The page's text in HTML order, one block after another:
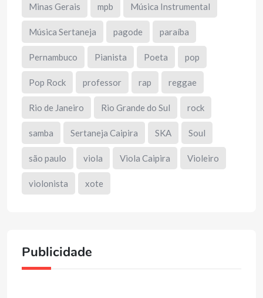
Minas Gerais mpb Música Instrumental
Música Sertaneja pagode paraíba
Pernambuco Pianista Poeta pop
Pop Rock professor rap reggae
Rio de Janeiro Rio Grande do Sul rock
samba Sertaneja Caipira SKA Soul
são paulo viola Viola Caipira Violeiro
violonista xote
Publicidade